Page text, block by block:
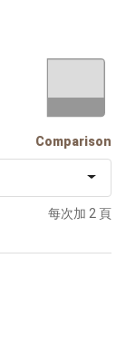
Comparison
每次加 2 頁